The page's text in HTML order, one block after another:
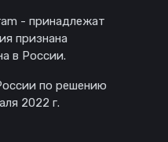
- принадлежат
признана
в России.
по решению
2022 г.